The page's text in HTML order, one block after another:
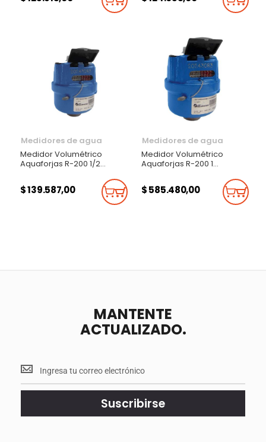
Añadir Al Carrito
Medidores de agua
Medidor Volumétrico
Aquaforjas R-200 1/2
$ 139.587,00 Añadir Al Carrito
Medidores de agua
Medidor Volumétrico
Aquaforjas R-200 1
$ 585.480,00
MANTENTE
ACTUALIZADO.
Mantente
<br>
actualizado.
Suscribirse